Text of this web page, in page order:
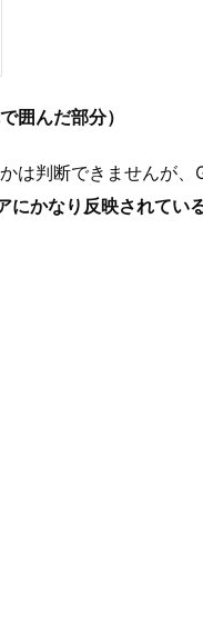
囲んだ部分）
は判断できませんが
にかなり反映されてい